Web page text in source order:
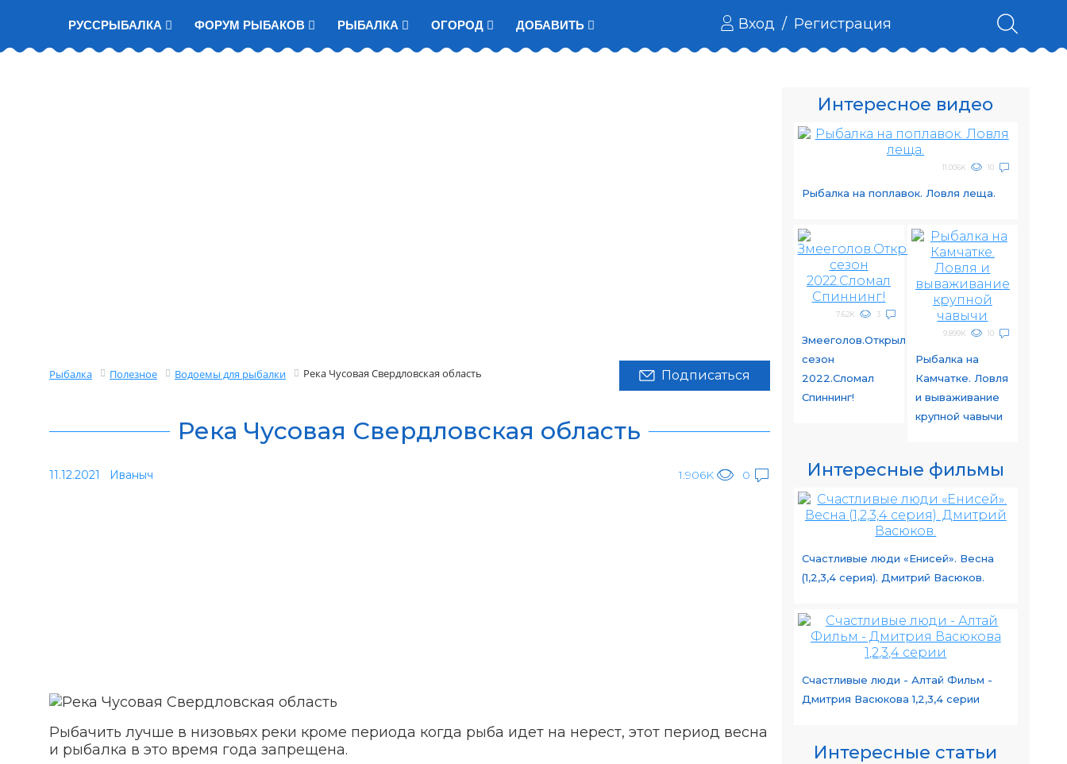
РУССРЫБАЛКА ФОРУМ РЫБАКОВ РЫБАЛКА ОГОРОД ДОБАВИТЬ Вход / Регистрация
Рыбалка Полезное Водоемы для рыбалки Река Чусовая Свердловская область Подписаться
Река Чусовая Свердловская область
11.12.2021 Иваныч 1.906K 0
Рыбачить лучше в низовьях реки кроме периода когда рыба идет на нерест, этот период весна
и рыбалка в это время года запрещена.
Интересное видео
11.006K 10
Рыбалка на поплавок. Ловля леща.
7.62K 3
Змееголов.Открыл
сезон
2022.Сломал
Спиннинг!
9.899K 10
Рыбалка на
Камчатке. Ловля
и вываживание
крупной чавычи
Интересные фильмы
Счастливые люди «Енисей». Весна
(1,2,3,4 серия). Дмитрий Васюков.
Счастливые люди - Алтай Фильм -
Дмитрия Васюкова 1,2,3,4 серии
Интересные статьи